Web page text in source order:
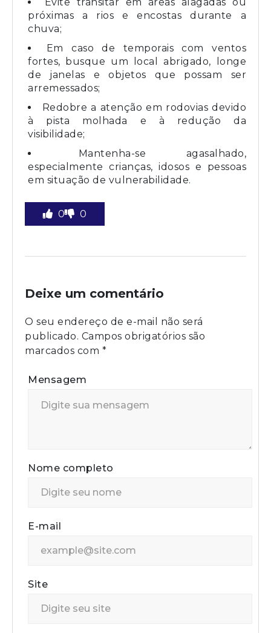
próximas a rios e encostas durante a
chuva;
Em caso de temporais com ventos
fortes, busque um local abrigado, longe
de janelas e objetos que possam ser
arremessados;
Redobre a atenção em rodovias devido
à pista molhada e à redução da
visibilidade;
Mantenha-se agasalhado,
especialmente crianças, idosos e pessoas
em situação de vulnerabilidade.
0 0
Deixe um comentário
O seu endereço de e-mail não será
publicado. Campos obrigatórios são
marcados com *
Mensagem
Nome completo
E-mail
Site